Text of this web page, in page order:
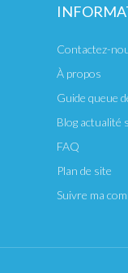
Contactez-
À propos
Guide queue
Blog actualité
FAQ
Plan de site
Suivre ma